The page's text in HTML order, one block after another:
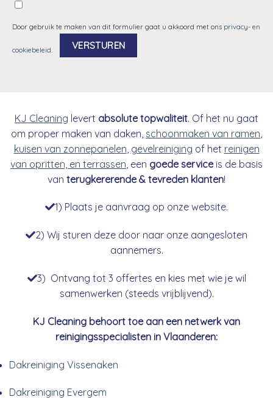
Door gebruik te maken van dit formulier gaat u akkoord met ons privacy- en
cookiebeleid.
KJ Cleaning levert absolute topwaliteit. Of het nu gaat
om proper maken van daken, schoonmaken van ramen
kuisen van zonnepanelen gevelreiniging of het reinigen
van opritten, en terrassen , een goede serviceis de basis
van terugkererende & tevreden klanten!
1) Plaats je aanvraag op onze website.
2) Wij sturen deze door naar onze aangesloten
aannemers.
3) Ontvang tot 3 offertes en kies met wie je wil
samenwerken (steeds vrijblijvend).
KJ Cleaning behoort toe aan een netwerk van
reinigingsspecialisten in Vlaanderen:
Dakreiniging Vissenaken
Dakreiniging Evergem